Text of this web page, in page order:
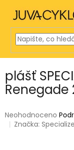
obsah
plášť
Renegade
Průměrné
hodnocení
Neohodnoceno
Značka: